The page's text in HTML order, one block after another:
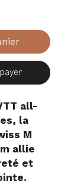
all-
la
M
allie
et